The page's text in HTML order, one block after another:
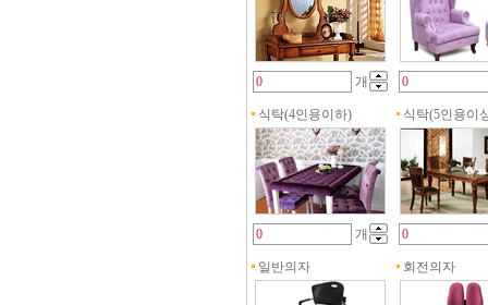
개
식탁(4인용이하) 식탁(5인용이
개
일반의자 회전의자